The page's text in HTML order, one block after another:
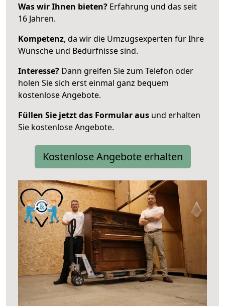
Was wir Ihnen bieten? Erfahrung und das seit
16 Jahren.
Kompetenz, da wir die Umzugsexperten für Ihre
Wünsche und Bedürfnisse sind.
Interesse? Dann greifen Sie zum Telefon oder
holen Sie sich erst einmal ganz bequem
kostenlose Angebote.
Füllen Sie jetzt das Formular aus und erhalten
Sie kostenlose Angebote.
Kostenlose Angebote erhalten